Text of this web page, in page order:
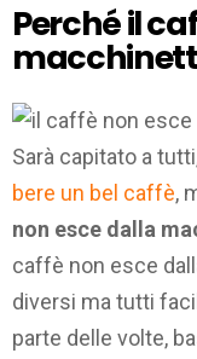
Perché il
Sarà capitato a
bere un bel caffè,
non esce dalla
caffè non esce
diversi ma tutti
parte delle volte,